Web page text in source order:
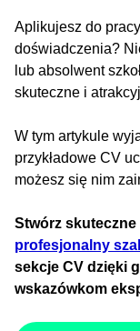
Aplikujesz do
doświadczenia?
lub absolwent
skuteczne i
W tym artykule
przykładowe CV
możesz się nim
Stwórz
profesjonalny
sekcje CV dzięki
wskazówkom